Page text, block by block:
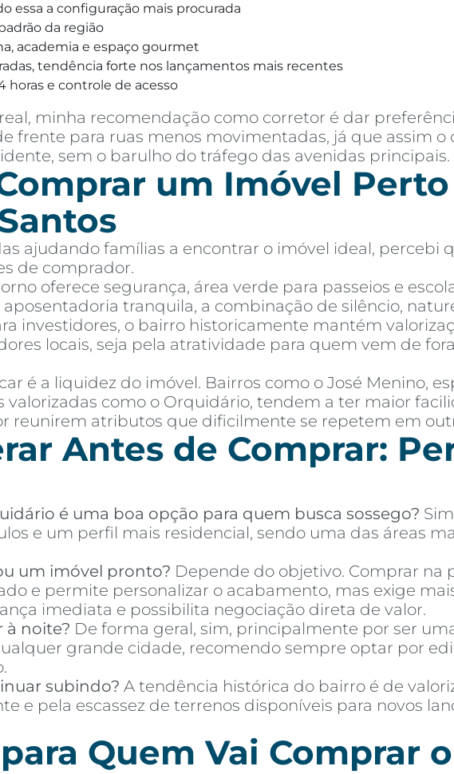
essa a configuração mais procurada
da região
academia e espaço gourmet
tendência forte nos lançamentos mais recentes
horas e controle de acesso
minha recomendação como corretor é dar
frente para ruas menos movimentadas, já que assim o
sem o barulho do tráfego das avenidas principais.
um Imóvel
ajudando famílias a encontrar o imóvel ideal, percebi
de comprador.
oferece segurança, área verde para passeios e
tranquila, a combinação de silêncio,
investidores, o bairro historicamente mantém
locais, seja pela atratividade para quem vem de
é a liquidez do imóvel. Bairros como o José Menino,
valorizadas como o Orquidário, tendem a ter maior
reunirem atributos que dificilmente se repetem em
Antes de Comprar:
é uma boa opção para quem busca sossego?
e um perfil mais residencial, sendo uma das áreas
um imóvel pronto? Depende do objetivo. Comprar na
e permite personalizar o acabamento, mas exige
imediata e possibilita negociação direta de valor.
à noite? De forma geral, sim, principalmente por ser
grande cidade, recomendo sempre optar por
subindo? A tendência histórica do bairro é de
e pela escassez de terrenos disponíveis para novos
Quem Vai Comprar